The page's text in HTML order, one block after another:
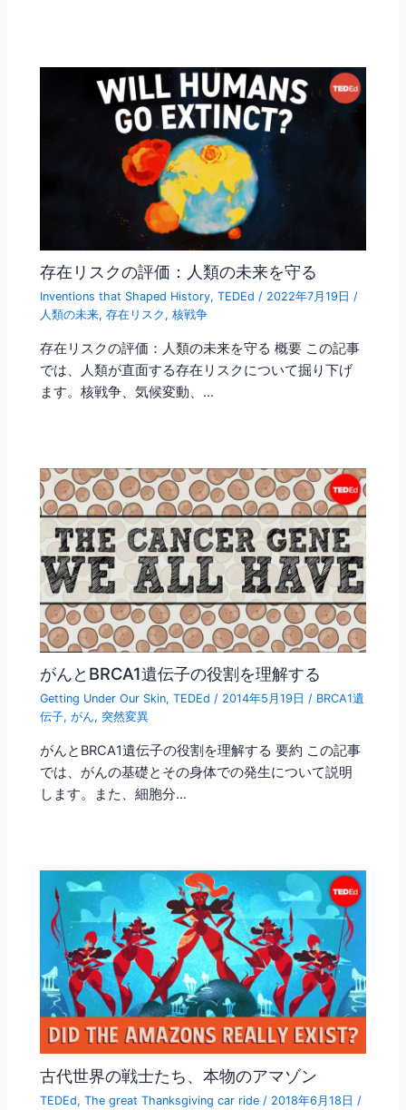
存在リスクの評価：人類の未来を守る
Inventions that Shaped History,TEDEd / 2022年7月19日/
人類の未来,存在リスク ,核戦争
存在リスクの評価：人類の未来を守る 概要 この記事
では、人類が直面する存在リスクについて掘り下げ
ます。核戦争、気候変動、…
がんとBRCA1遺伝子の役割を理解する
Getting Under Our Skin,TEDEd / 2014年5月19日/ BRCA1遺
伝子,がん, 突然変異
がんとBRCA1遺伝子の役割を理解する 要約 この記事
では、がんの基礎とその身体での発生について説明
します。また、細胞分…
古代世界の戦士たち、本物のアマゾン
TEDEd,The great Thanksgiving car ride / 2018年6月18日 /